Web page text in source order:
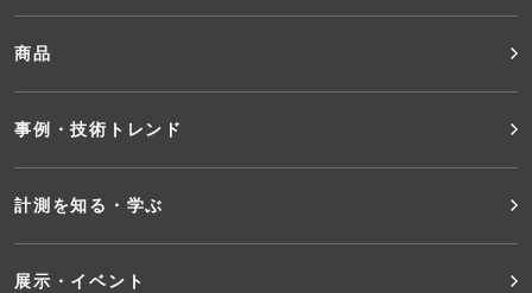
ッ
タ
ー
メ
商品
事例・技術トレンド
計測を知る・学ぶ
展示・イベント